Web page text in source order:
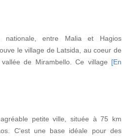
entre Malia et Hagios
le village de Latsida, au coeur de
de Mirambello. Ce village [En
petite ville, située à 75 km
C'est une base idéale pour des